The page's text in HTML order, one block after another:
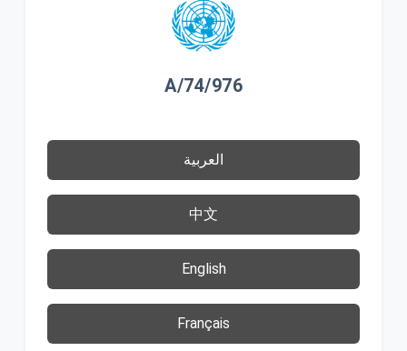
A/74/976
العربية
中文
English
Français